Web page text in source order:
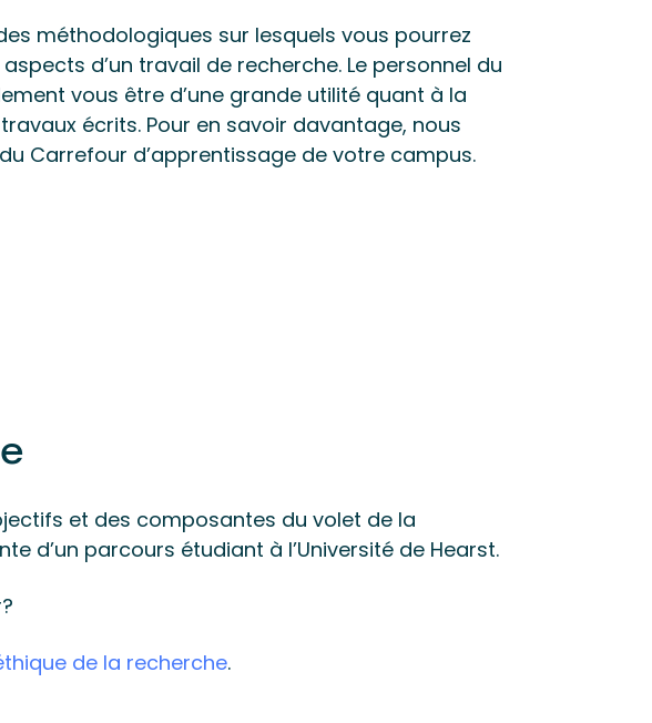
méthodologiques sur lesquels vous pourrez
d’un travail de recherche. Le personnel du
vous être d’une grande utilité quant à la
écrits. Pour en savoir davantage, nous
Carrefour d’apprentissage de votre campus.
et des composantes du volet de la
d’un parcours étudiant à l’Université de Hearst.
de la recherche.